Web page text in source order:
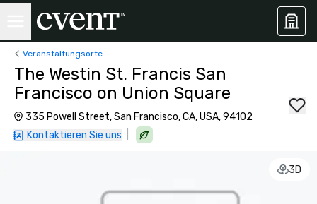
Veranstaltungsorte
The Westin St. Francis San
Francisco on Union Square
335 Powell Street, San Francisco, CA, USA, 94102
Kontaktieren Sie uns
3D